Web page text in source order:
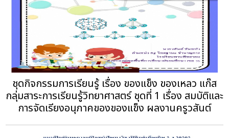
ชุดกิจกรรมการเรียนรู้ เรื่อง ของแข็ง ของเหลว แก๊ส
กลุ่มสาระการเรียนรู้วิทยาศาสตร์ ชุดที่ 1 เรื่อง สมบัติและ
การจัดเรียงอนุภาคของของแข็ง ผลงานครูวสันต์